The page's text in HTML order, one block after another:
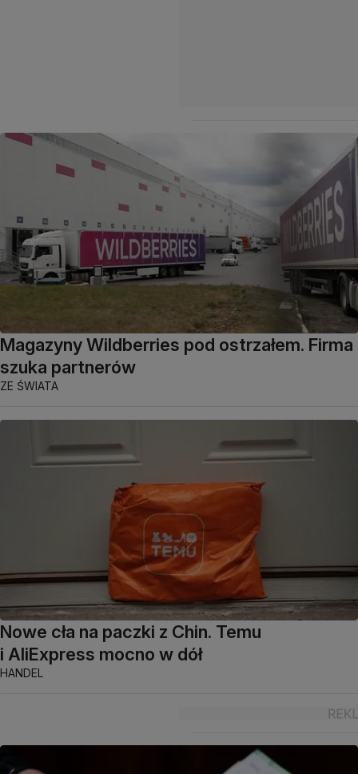
Magazyny Wildberries pod ostrzałem. Firma
szuka partnerów
ZE ŚWIATA
Nowe cła na paczki z Chin. Temu
i AliExpress mocno w dół
HANDEL